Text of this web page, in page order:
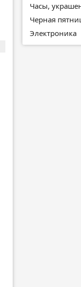
Часы,
Черная
Электроника